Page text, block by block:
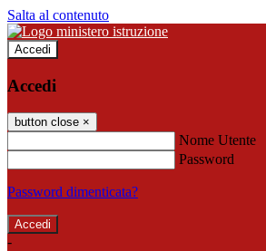
Salta al contenuto
Accedi
Accedi
button close ×
Nome Utente
Password
Password dimenticata?
-